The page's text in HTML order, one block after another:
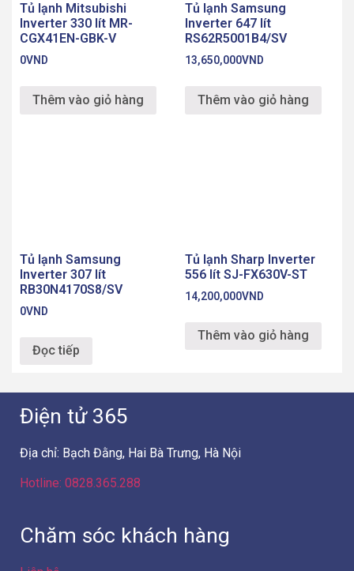
Tủ lạnh Mitsubishi
Inverter 330 lít MR-
CGX41EN-GBK-V
0VND
Thêm vào giỏ hàng
Tủ lạnh Samsung
Inverter 647 lít
RS62R5001B4/SV
13,650,000VND
Thêm vào giỏ hàng
Tủ lạnh Samsung
Inverter 307 lít
RB30N4170S8/SV
0VND
Đọc tiếp
Tủ lạnh Sharp Inverter
556 lít SJ-FX630V-ST
14,200,000VND
Thêm vào giỏ hàng
Điện tử 365
Địa chỉ: Bạch Đằng, Hai Bà Trưng, Hà Nội
Hotline: 0828.365.288
Chăm sóc khách hàng